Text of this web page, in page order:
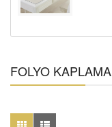
FOLYO KAPLAMA